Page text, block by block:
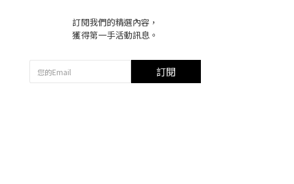
訂閱我們的精選內容，
獲得第一手活動訊息。
訂閱